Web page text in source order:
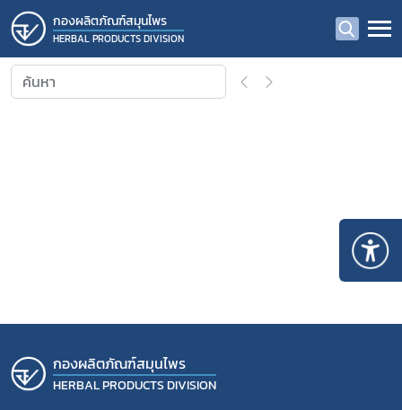
กองผลิตภัณฑ์สมุนไพร
HERBAL PRODUCTS DIVISION
กองผลิตภัณฑ์สมุนไพร
HERBAL PRODUCTS DIVISION